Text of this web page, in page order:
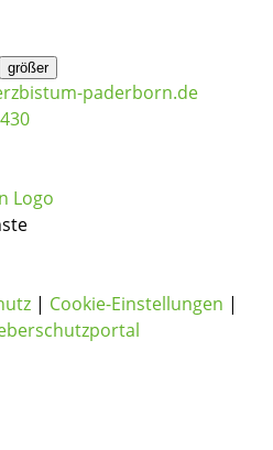
größer
paderborn.de
| Cookie-Einstellungen |